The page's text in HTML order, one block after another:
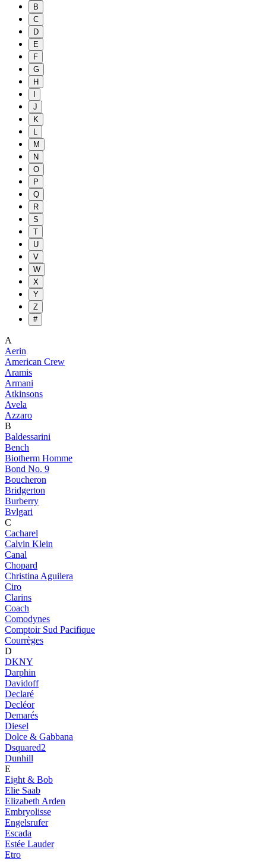
B
C
D
E
F
G
H
J
K
L
M
N
O
P
Q
R
S
T
U
V
W
X
Y
Z
#
A
Aerin
American Crew
Aramis
Armani
Atkinsons
Avela
Azzaro
B
Baldessarini
Bench
Biotherm Homme
Bond No. 9
Boucheron
Bridgerton
Burberry
Bvlgari
C
Cacharel
Calvin Klein
Canal
Chopard
Christina Aguilera
Ciro
Clarins
Coach
Comodynes
Comptoir Sud Pacifique
Courrèges
D
DKNY
Darphin
Davidoff
Declaré
Decléor
Demarés
Diesel
Dolce & Gabbana
Dsquared2
Dunhill
E
Eight & Bob
Elie Saab
Elizabeth Arden
Embryolisse
Engelsrufer
Escada
Estée Lauder
Etro